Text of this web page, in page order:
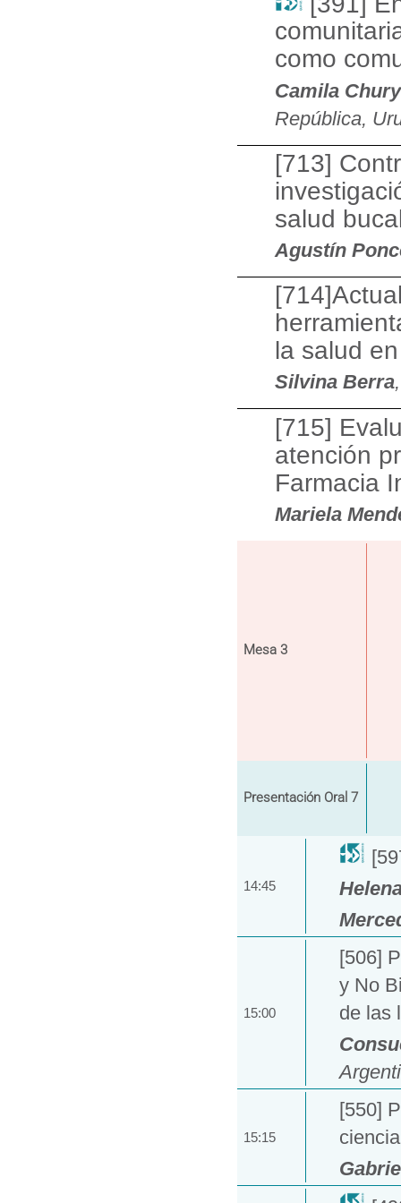
como
Camila Chury
República,
[713]
salud
Agustín
la salud
Silvina Berra
[715]
atención
Farmacia
Mariela
Mesa 3
Presentación Oral 7
14:45
15:00
[506]
y No
de las
15:15
[550]